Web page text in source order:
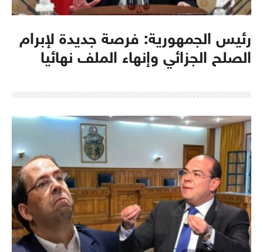
رئيس الجمهورية: فرصة جديدة لإبرام
الصلح الجزائي وإنهاء الملف نهائيا